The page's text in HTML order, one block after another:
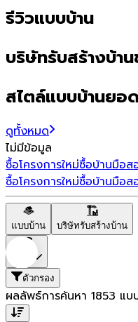
รีวิวแบบบ้าน
บริษัทรับสร้างบ้า
สไตล์แบบบ้านยอ
ดูทั้งหมด
ไม่มีข้อมูล
ซื้อโครงการใหม่ซื้อบ้านมือส
ซื้อโครงการใหม่ซื้อบ้านมือส
แบบบ้าน บริษัทรับสร้างบ้าน
ตัวกรอง
ผลลัพธ์การค้นหา 1853 แบ